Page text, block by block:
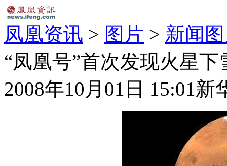
凤凰资讯 > 图片 > 新闻
“凤凰号”首次发现火星
2008年10月01日 15:01新